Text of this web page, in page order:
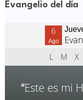
Evangelio del día